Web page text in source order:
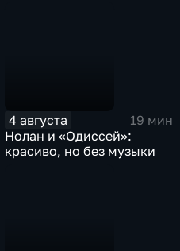
4 августа
19 мин
Нолан и «Одиссей»:
красиво, но без музыки